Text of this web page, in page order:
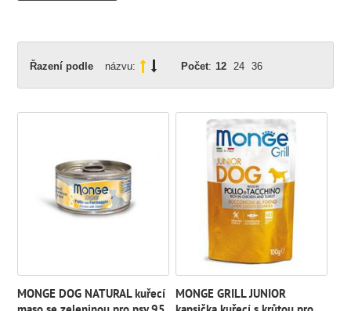
Řazení podle názvu: Počet: 12 24 36
MONGE DOG NATURAL kuřecí
MONGE GRILL JUNIOR